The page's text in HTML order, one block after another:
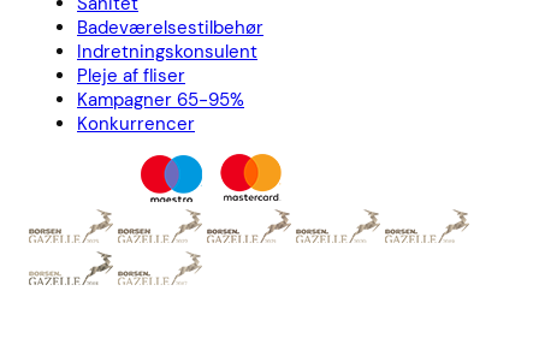
Badeværelsestilbehør
Indretningskonsulent
Pleje af fliser
Kampagner 65-95%
Konkurrencer